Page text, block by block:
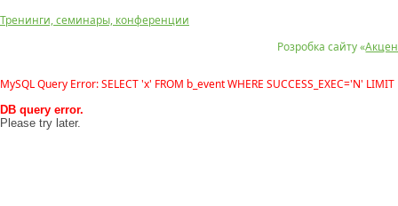
Розробка сайту «
Тренинги, семинары, конференции
MySQL Query Error: SELECT 'x' FROM b_event WHERE SUCCESS_EXEC='N' LIMIT
DB query error.
Please try later.